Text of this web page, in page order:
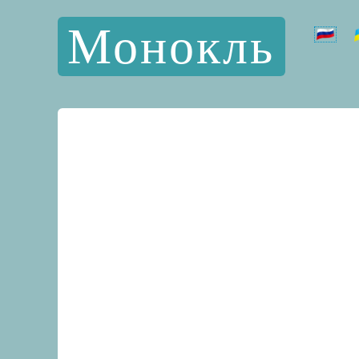
Монокль